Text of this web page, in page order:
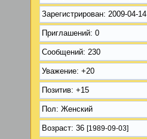
Зарегистрирован: 2009-04-14
Приглашений: 0
Сообщений: 230
Уважение: +20
Позитив: +15
Пол: Женский
Возраст: 36 [1989-09-03]